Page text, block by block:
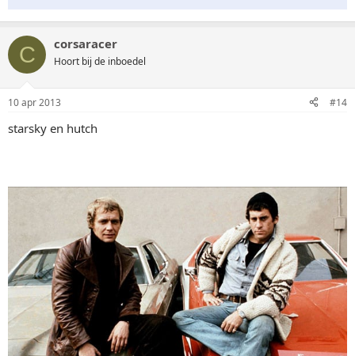
C corsaracer
Hoort bij de inboedel
10 apr 2013 #14
starsky en hutch